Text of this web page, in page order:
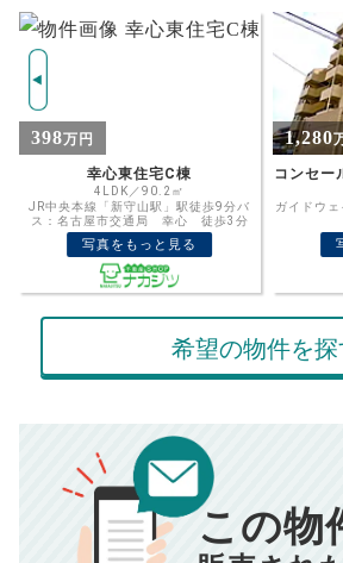
ご希望の
住宅ローン
金利
ボーナス
返済金額
返済シミュレーション
毎月の支払額
2086万
資金計画のために査定額
格を入力して活用するの
売却価格
計算する
00万円
■仲介手数料／ 00万円
■売買契約書印紙／ 0
■抵当権抹消費用／0万円
1,280 万円
3LDK／68.75㎡
ガイドウェイバス志段味線「守山」駅徒
歩5分
写真をもっと見る
3,880
ライオ
ゆとりー
バス：名
希望の物件を探
この物